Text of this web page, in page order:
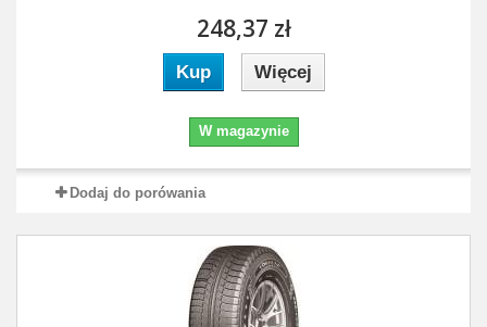
248,37 zł
Kup Więcej
W magazynie
Dodaj do porówania